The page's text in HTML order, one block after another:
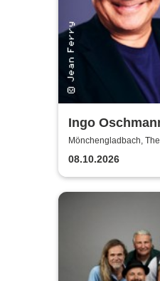
Ingo
Mönchengladbach,
08.10.2026